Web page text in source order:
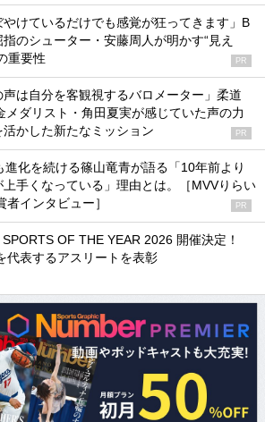
やけているだけでも感覚が狂ってきます」B
指のシューター・安藤周人が明かす“見え
重要性
PR
声は自分を客観視するバロメーター」柔道
メダリスト・角田夏実が感じていた声の力
活かした新たなミッション
PR
進化を続ける篠山竜青が語る「10年前より
上手くなっている」理由とは。［MVVりらい
者インタビュー］
PR
OF THE YEAR 2026 開催決定！
代表するアスリートを表彰